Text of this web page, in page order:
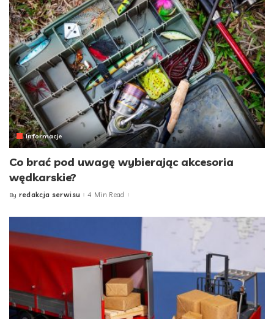
Informacje
Co brać pod uwagę wybierając akcesoria
wędkarskie?
Posted
By redakcja serwisu 4 Min Read